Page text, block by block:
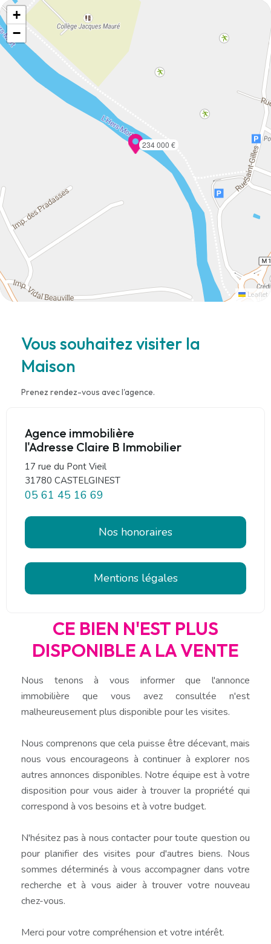
234 000 €
+
−
Leaflet
Vous souhaitez visiter la
Maison
Prenez rendez-vous avec l'agence.
Agence immobilière
l'Adresse Claire B Immobilier
17 rue du Pont Vieil
31780 CASTELGINEST
05 61 45 16 69
Nos honoraires
Mentions légales
CE BIEN N'EST PLUS
DISPONIBLE A LA VENTE
Nous tenons à vous informer que l'annonce
immobilière que vous avez consultée n'est
malheureusement plus disponible pour les visites.
Nous comprenons que cela puisse être décevant, mais
nous vous encourageons à continuer à explorer nos
autres annonces disponibles. Notre équipe est à votre
disposition pour vous aider à trouver la propriété qui
correspond à vos besoins et à votre budget.
N'hésitez pas à nous contacter pour toute question ou
pour planifier des visites pour d'autres biens. Nous
sommes déterminés à vous accompagner dans votre
recherche et à vous aider à trouver votre nouveau
chez-vous.
Merci pour votre compréhension et votre intérêt.